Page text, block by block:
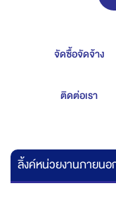
จัดซื้อจัดจ้าง
ติดต่อเรา
ลิ้งค์หน่วยงานภายนอ